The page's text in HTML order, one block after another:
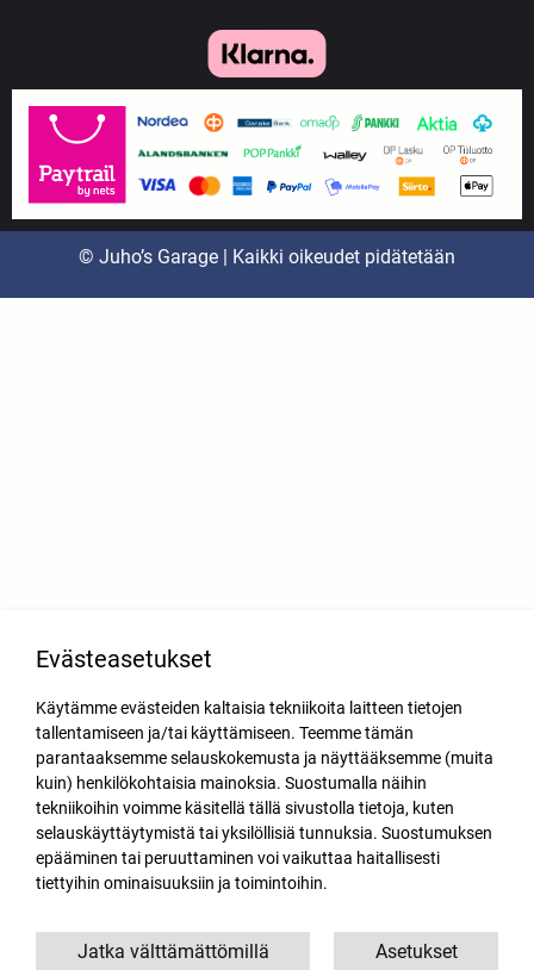
© Juho’s Garage | Kaikki oikeudet pidätetään
Evästeasetukset
Käytämme evästeiden kaltaisia tekniikoita laitteen tietojen
tallentamiseen ja/tai käyttämiseen. Teemme tämän
parantaaksemme selauskokemusta ja näyttääksemme (muita
kuin) henkilökohtaisia mainoksia. Suostumalla näihin
tekniikoihin voimme käsitellä tällä sivustolla tietoja, kuten
selauskäyttäytymistä tai yksilöllisiä tunnuksia. Suostumuksen
epääminen tai peruuttaminen voi vaikuttaa haitallisesti
tiettyihin ominaisuuksiin ja toimintoihin.
Asetukset
Jatka välttämättömillä